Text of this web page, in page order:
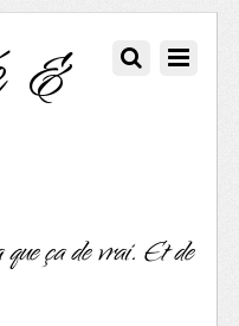
&
ça de vrai. Et de